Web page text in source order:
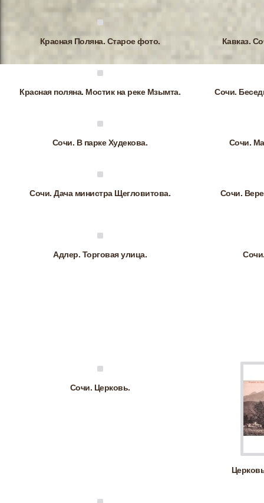
Красная Поляна. Старое фото. Кавказ.
Красная поляна. Мостик на реке Мзымта. Сочи.
Сочи. В парке Худекова. Сочи.
Сочи. Дача министра Щегловитова. Сочи.
Адлер. Торговая улица.
Сочи. Церковь.